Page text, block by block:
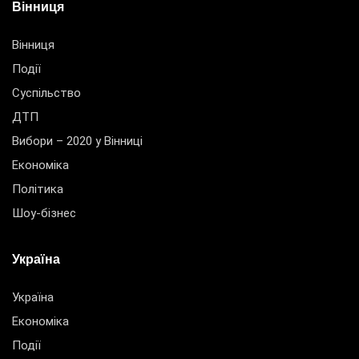
Вінниця
Вінниця
Події
Суспільство
ДТП
Вибори – 2020 у Вінниці
Економіка
Політика
Шоу-бізнес
Україна
Україна
Економіка
Події